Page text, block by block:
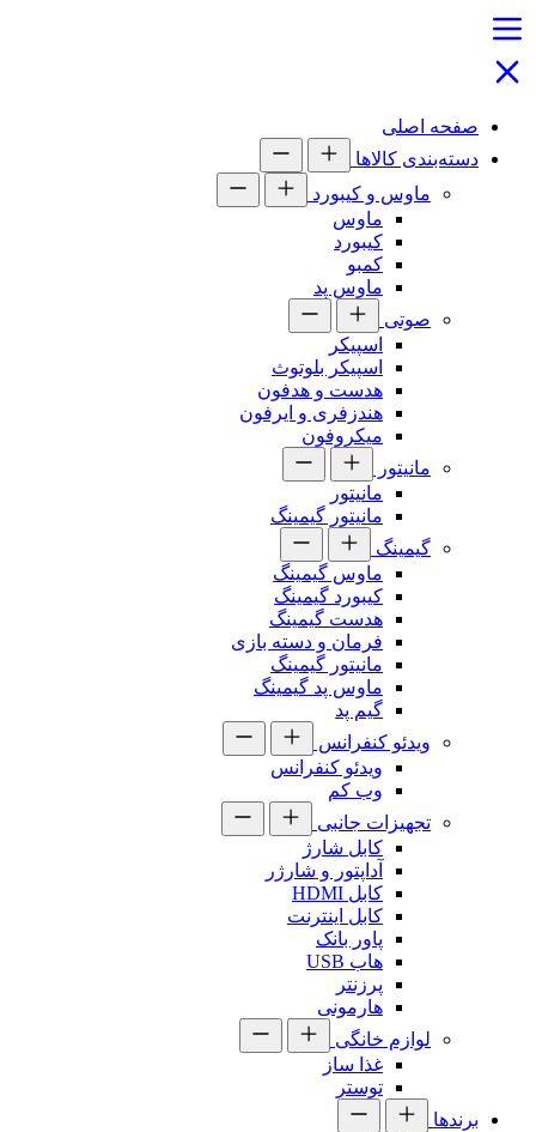
صفحه اصلی
دسته‌بندی کالاها
ماوس و کیبورد
ماوس
کیبورد
کمبو
ماوس پد
صوتی
اسپیکر
اسپیکر بلوتوث
هدست و هدفون
هندزفری و ایرفون
میکروفون
مانیتور
مانیتور
مانیتور گیمینگ
گیمینگ
ماوس گیمینگ
کیبورد گیمینگ
هدست گیمینگ
فرمان و دسته بازی
مانیتور گیمینگ
ماوس پد گیمینگ
گیم پد
ویدئو کنفرانس
ویدئو کنفرانس
وب کم
تجهیزات جانبی
کابل شارژ
آداپتور و شارژر
کابل HDMI
کابل اینترنت
پاور بانک
هاب USB
پرزنتر
هارمونی
لوازم خانگی
غذا ساز
توستر
برندها